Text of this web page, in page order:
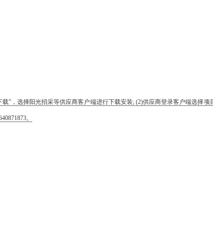
，选择阳光招采等供应商客户端进行下载安装; (2)供应商登录客户端选择
。